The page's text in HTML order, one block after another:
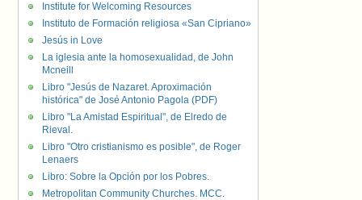
Institute for Welcoming Resources
Instituto de Formación religiosa «San Cipriano»
Jesús in Love
La iglesia ante la homosexualidad, de John
Mcneill
Libro "Jesús de Nazaret. Aproximación
histórica" de José Antonio Pagola (PDF)
Libro "La Amistad Espiritual", de Elredo de
Rieval.
Libro "Otro cristianismo es posible", de Roger
Lenaers
Libro: Sobre la Opción por los Pobres.
Metropolitan Community Churches. MCC.